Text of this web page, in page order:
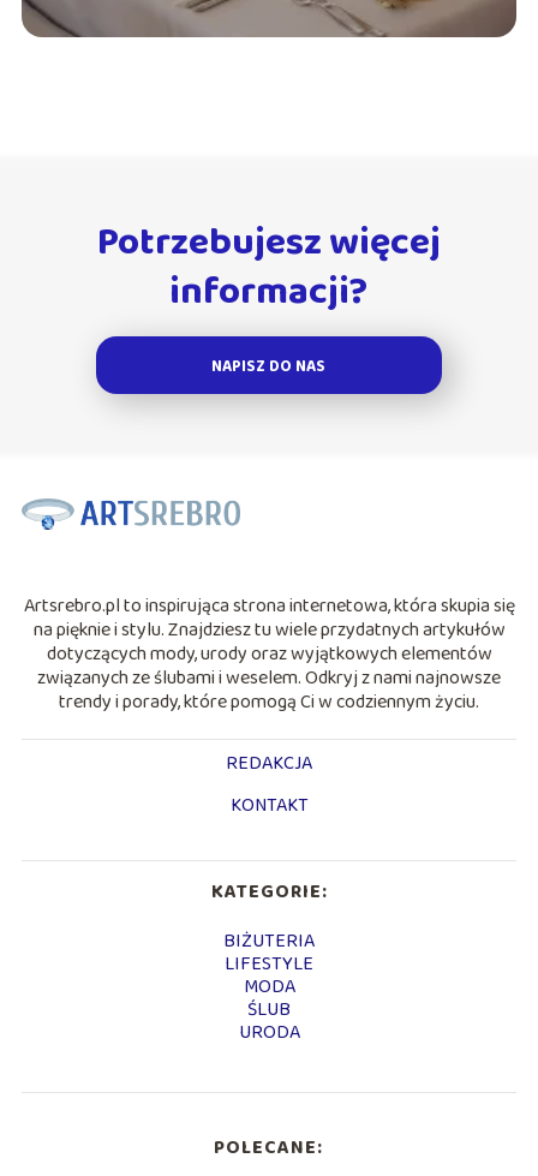
Potrzebujesz więcej
informacji?
NAPISZ DO NAS
Artsrebro.pl to inspirująca strona internetowa, która skupia się
na pięknie i stylu. Znajdziesz tu wiele przydatnych artykułów
dotyczących mody, urody oraz wyjątkowych elementów
związanych ze ślubami i weselem. Odkryj z nami najnowsze
trendy i porady, które pomogą Ci w codziennym życiu.
REDAKCJA
KONTAKT
KATEGORIE:
BIŻUTERIA
LIFESTYLE
MODA
ŚLUB
URODA
POLECANE: